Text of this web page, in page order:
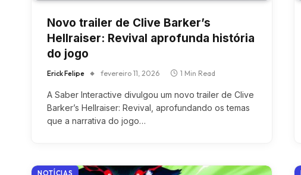
Novo trailer de Clive Barker’s
Hellraiser: Revival aprofunda história
do jogo
Erick Felipe fevereiro 11, 2026 1 Min Read
A Saber Interactive divulgou um novo trailer de Clive
Barker’s Hellraiser: Revival, aprofundando os temas
que a narrativa do jogo…